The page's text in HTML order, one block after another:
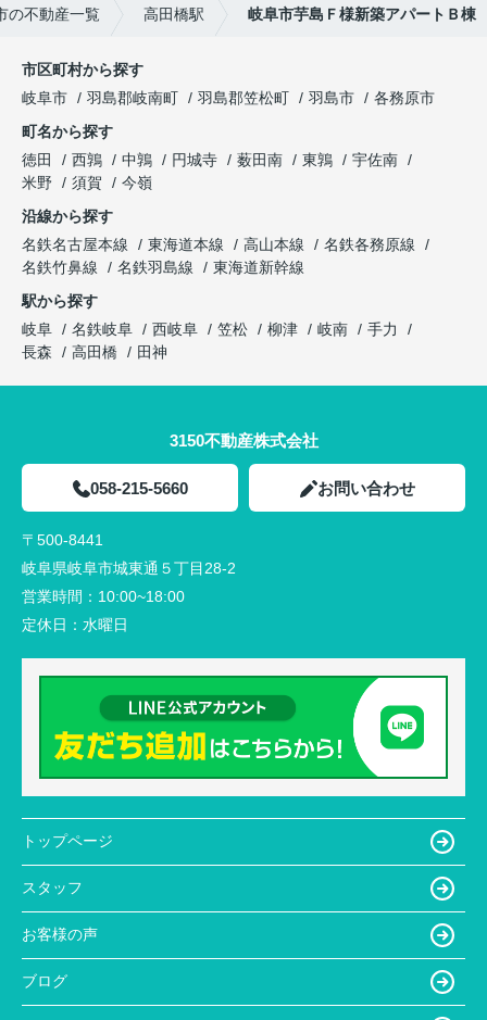
の不動産一覧 高田橋駅 岐阜市芋島Ｆ様新築アパートＢ棟
市区町村から探す
岐阜市
羽島郡岐南町 羽島郡笠松町 羽島市
各務原市
町名から探す
徳田
西鶉 中鶉 円城寺 薮田南 東鶉
宇佐南
米野
須賀
今嶺
沿線から探す
名鉄名古屋本線
東海道本線 高山本線
名鉄各務原線
名鉄竹鼻線
名鉄羽島線
東海道新幹線
駅から探す
岐阜
名鉄岐阜 西岐阜 笠松 柳津 岐南
手力
長森
高田橋 田神
3150不動産株式会社
058-215-5660 お問い合わせ
〒500-8441
岐阜県岐阜市城東通５丁目28-2
営業時間： 10:00~18:00
定休日： 水曜日
トップページ
スタッフ
お客様の声
ブログ